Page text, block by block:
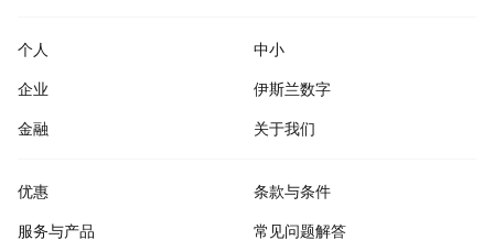
个人
中小
企业
伊斯兰数字
金融
关于我们
优惠
服务与产品
条款与条件
常见问题解答